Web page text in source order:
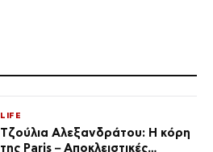
LIFE
Τζούλια Αλεξανδράτου: Η κόρη
της Paris – Αποκλειστικές